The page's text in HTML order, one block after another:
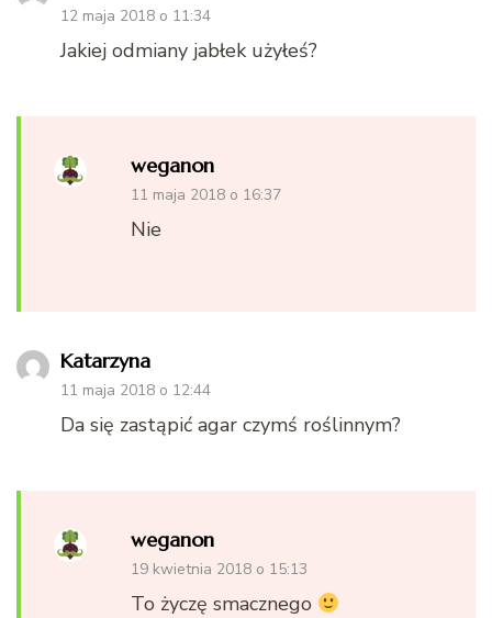
12 maja 2018 o 11:34
Jakiej odmiany jabłek użyłeś?
weganon
11 maja 2018 o 16:37
Nie
Katarzyna
11 maja 2018 o 12:44
Da się zastąpić agar czymś roślinnym?
weganon
19 kwietnia 2018 o 15:13
To życzę smacznego